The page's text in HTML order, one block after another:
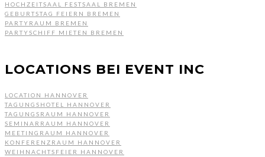
HOCHZEITSAAL FESTSAAL BREMEN
GEBURTSTAG FEIERN BREMEN
PARTYRAUM BREMEN
PARTYSCHIFF MIETEN BREMEN
LOCATIONS BEI EVENT INC
LOCATION HANNOVER
TAGUNGSHOTEL HANNOVER
TAGUNGSRAUM HANNOVER
SEMINARRAUM HANNOVER
MEETINGRAUM HANNOVER
KONFERENZRAUM HANNOVER
WEIHNACHTSFEIER HANNOVER